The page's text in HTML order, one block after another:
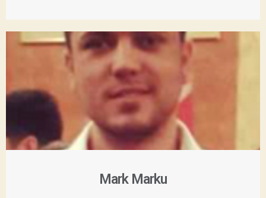
Mark Marku